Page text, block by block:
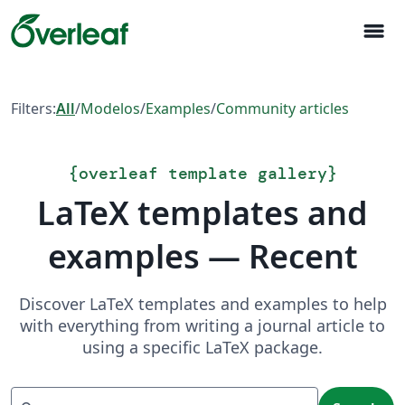
menu
Filters:All/Modelos/Examples/Community articles
{overleaf template gallery}
LaTeX templates and
examples — Recent
Discover LaTeX templates and examples to help
with everything from writing a journal article to
using a specific LaTeX package.